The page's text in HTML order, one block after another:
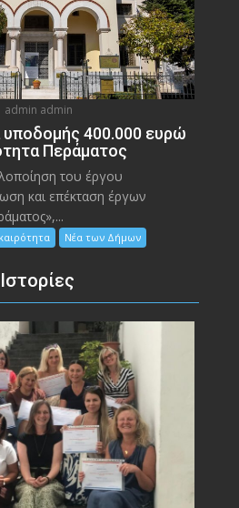
admin admin
υποδομής 400.000 ευρώ
Περάματος
του έργου
και επέκταση έργων
Νέα των Δήμων